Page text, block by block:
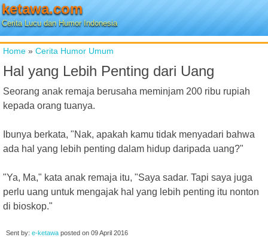
ketawa.com
Cerita Lucu dan Humor Indonesia
Home » Cerita Humor Umum
Hal yang Lebih Penting dari Uang
Seorang anak remaja berusaha meminjam 200 ribu rupiah
kepada orang tuanya.
Ibunya berkata, "Nak, apakah kamu tidak menyadari bahwa
ada hal yang lebih penting dalam hidup daripada uang?"
"Ya, Ma," kata anak remaja itu, "Saya sadar. Tapi saya juga
perlu uang untuk mengajak hal yang lebih penting itu nonton
di bioskop."
Sent by: e-ketawa posted on 09 April 2016